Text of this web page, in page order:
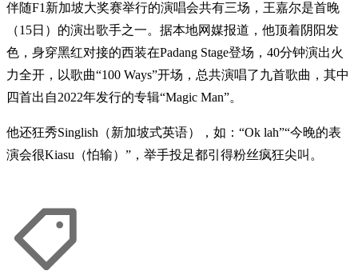
伴随F1新加坡大奖赛举行的演唱会共有三场，王嘉尔是首晚
（15日）的演出歌手之一。据本地网媒报道，他顶着阴阳发
色，身穿黑红对接的西装在Padang Stage登场，40分钟演出火
力全开，以歌曲“100 Ways”开场，总共演唱了九首歌曲，其中
四首出自2022年发行的专辑“Magic Man”。
他还狂秀Singlish（新加坡式英语），如：“Ok lah”“今晚的表
演会很Kiasu（怕输）”，举手投足都引得粉丝疯狂尖叫。